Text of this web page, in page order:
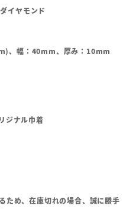
イヤモンド
、幅：40mm、厚み：10mm
ジナル巾着
ため、在庫切れの場合、誠に勝手